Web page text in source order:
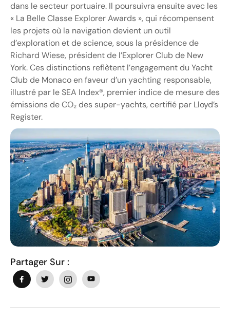
dans le secteur portuaire. Il poursuivra ensuite avec les
« La Belle Classe Explorer Awards », qui récompensent
les projets où la navigation devient un outil
d’exploration et de science, sous la présidence de
Richard Wiese, président de l’Explorer Club de New
York. Ces distinctions reflètent l’engagement du Yacht
Club de Monaco en faveur d’un yachting responsable,
illustré par le SEA Index®, premier indice de mesure des
émissions de CO₂ des super-yachts, certifié par Lloyd’s
Register.
Partager Sur :